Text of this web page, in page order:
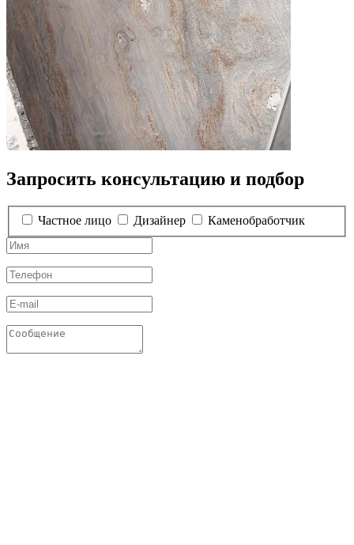
Запросить консультацию и подбор
Частное лицо Дизайнер Каменобработчик